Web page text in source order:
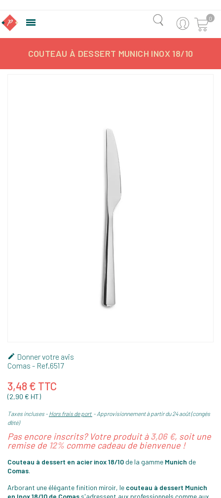
 0
COUTEAU À DESSERT MUNICH INOX 18/10
 Donner votre avis
Comas - Ref. 6517
3,48 € TTC
(2,90 € HT)
Taxes incluses Hors frais de port
Approvisionnement à partir du 24 août (congés
d'été)
Pas encore inscrits? Votre produit à3,06 €, soit une
remise de 12% comme cadeau de bienvenue !
Couteau à dessert en acier inox 18/10 de la gamme Munich de
Comas.
Arborant une élégante finition miroir, le couteau à dessert Munich
en Inox 18/10 de Comas s'adressent aux professionnels comme aux